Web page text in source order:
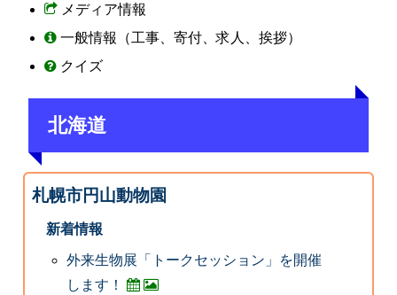
メディア情報
一般情報（工事、寄付、求人、挨拶）
クイズ
北海道
札幌市円山動物園
新着情報
外来生物展「トークセッション」を開催
します！